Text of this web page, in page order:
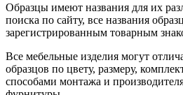
Образцы имеют названия для их
поиска по сайту, все названия
зарегистрированным товарным
Все мебельные изделия могут
образцов по цвету, размеру,
способами монтажа и